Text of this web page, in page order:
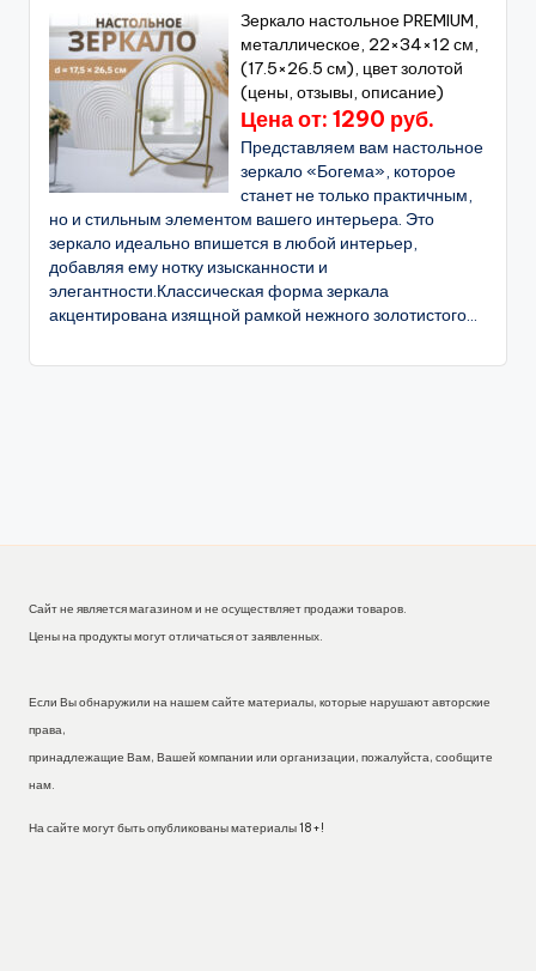
Зеркало настольное PREMIUM,
металлическое, 22×34×12 см,
(17.5×26.5 см), цвет золотой
(цены, отзывы, описание)
Цена от: 1290 руб.
Представляем вам настольное
зеркало «Богема», которое
станет не только практичным,
но и стильным элементом вашего интерьера. Это
зеркало идеально впишется в любой интерьер,
добавляя ему нотку изысканности и
элегантности.Классическая форма зеркала
акцентирована изящной рамкой нежного золотистого...
Сайт не является магазином и не осуществляет продажи товаров.
Цены на продукты могут отличаться от заявленных.
Если Вы обнаружили на нашем сайте материалы, которые нарушают авторские
права,
принадлежащие Вам, Вашей компании или организации, пожалуйста, сообщите
нам.
На сайте могут быть опубликованы материалы 18+!